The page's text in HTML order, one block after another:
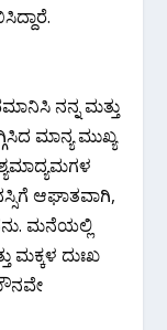
ನನ್ನ ಮತ್ತು
ಮಾನ್ಯ ಮುಖ್ಯ
ಆಘಾತವಾಗಿ,
ಮನೆಯಲ್ಲಿ
ಮಕ್ಕಳ ದುಃಖ